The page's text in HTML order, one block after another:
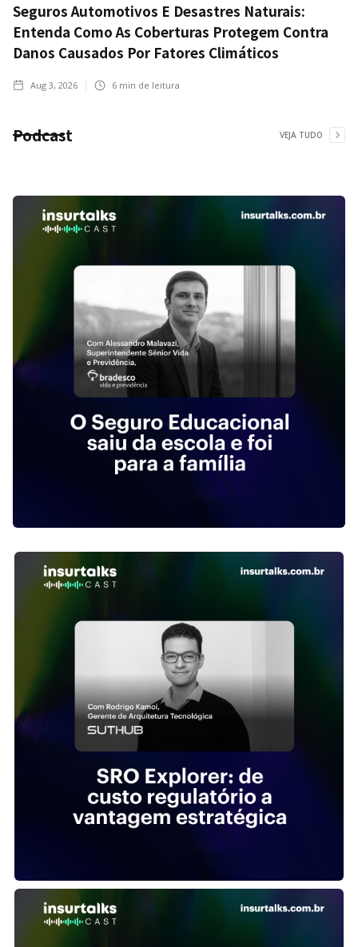
Seguros Automotivos E Desastres Naturais:
Entenda Como As Coberturas Protegem Contra
Danos Causados Por Fatores Climáticos
Aug 3, 2026 6 min de leitura
Podcast VEJA TUDO